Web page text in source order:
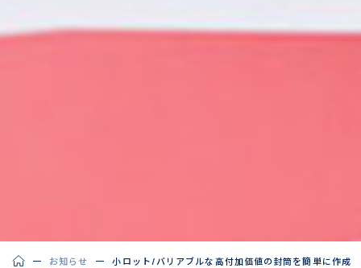
お知らせ 小ロット/バリアブルな高付加価値の封筒を簡単に作成